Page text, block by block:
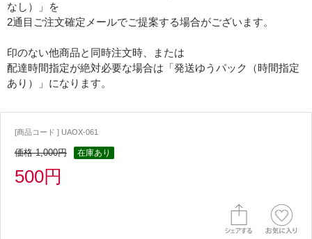
なし）」を
2通目ご注文確定メールでご提案する場合がございます。
印のない他商品と同時注文時、または
配達時間指定が絶対必要な場合は「発送ゆうパック（時間指定
あり）」になります。
[商品コード ] UAOX-061
価格 1,000円 在庫あり
500円